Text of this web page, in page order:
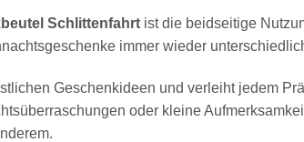
Schlittenfahrtist die beidseitige
immer wieder
Geschenkideen und verleiht jedem
oder kleine